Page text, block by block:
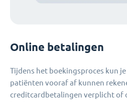
Online betalingen
Tijdens het boekingsproces kun
patiënten vooraf af kunnen
creditcardbetalingen verplicht of